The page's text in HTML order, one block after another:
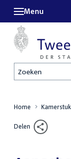
Zoeken
Menu
Home
Delen